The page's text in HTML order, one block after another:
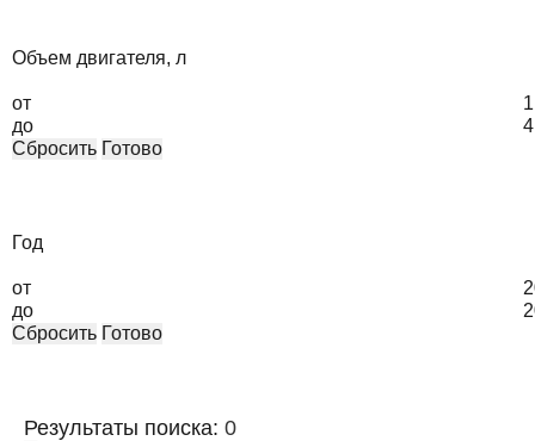
Объем двигателя, л
от
до
Сбросить Готово
Год
от
до
Сбросить Готово
Результаты поиска: 0